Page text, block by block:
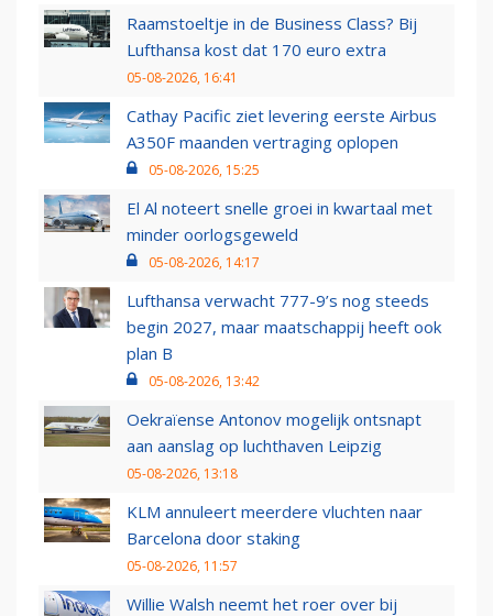
Raamstoeltje in de Business Class? Bij
Lufthansa kost dat 170 euro extra
05-08-2026, 16:41
Cathay Pacific ziet levering eerste Airbus
A350F maanden vertraging oplopen
05-08-2026, 15:25
El Al noteert snelle groei in kwartaal met
minder oorlogsgeweld
05-08-2026, 14:17
Lufthansa verwacht 777-9’s nog steeds
begin 2027, maar maatschappij heeft ook
plan B
05-08-2026, 13:42
Oekraïense Antonov mogelijk ontsnapt
aan aanslag op luchthaven Leipzig
05-08-2026, 13:18
KLM annuleert meerdere vluchten naar
Barcelona door staking
05-08-2026, 11:57
Willie Walsh neemt het roer over bij